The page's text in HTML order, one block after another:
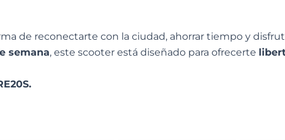
de reconectarte con la ciudad, ahorrar tiempo y
semana, este scooter está diseñado para ofrecerte